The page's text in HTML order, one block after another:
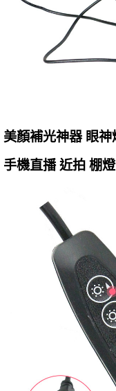
美顏補光神器 眼
手機直播 近拍 棚